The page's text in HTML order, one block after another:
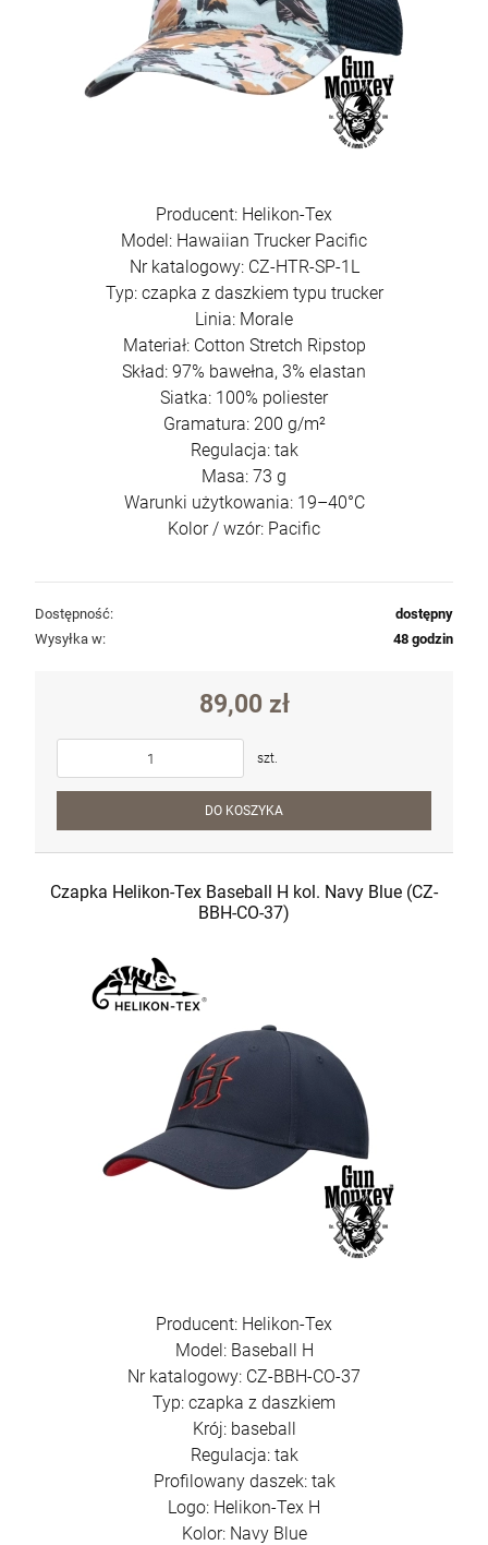
Producent: Helikon-Tex
Model: Hawaiian Trucker Pacific
Nr katalogowy: CZ-HTR-SP-1L
Typ: czapka z daszkiem typu trucker
Linia: Morale
Materiał: Cotton Stretch Ripstop
Skład: 97% bawełna, 3% elastan
Siatka: 100% poliester
Gramatura: 200 g/m²
Regulacja: tak
Masa: 73 g
Warunki użytkowania: 19–40°C
Kolor / wzór: Pacific
Dostępność:
dostępny
Wysyłka w:
48 godzin
89,00 zł
szt.
DO KOSZYKA
Czapka Helikon-Tex Baseball H kol. Navy Blue (CZ-
BBH-CO-37)
Producent: Helikon-Tex
Model: Baseball H
Nr katalogowy: CZ-BBH-CO-37
Typ: czapka z daszkiem
Krój: baseball
Regulacja: tak
Profilowany daszek: tak
Logo: Helikon-Tex H
Kolor: Navy Blue